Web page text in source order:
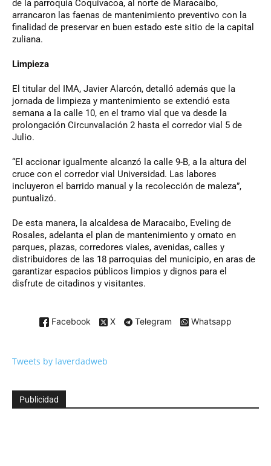
de la parroquia Coquivacoa, al norte de Maracaibo,
arrancaron las faenas de mantenimiento preventivo con la
finalidad de preservar en buen estado este sitio de la capital
zuliana.
Limpieza
El titular del IMA, Javier Alarcón, detalló además que la
jornada de limpieza y mantenimiento se extendió esta
semana a la calle 10, en el tramo vial que va desde la
prolongación Circunvalación 2 hasta el corredor vial 5 de
Julio.
“El accionar igualmente alcanzó la calle 9-B, a la altura del
cruce con el corredor vial Universidad. Las labores
incluyeron el barrido manual y la recolección de maleza”,
puntualizó.
De esta manera, la alcaldesa de Maracaibo, Eveling de
Rosales, adelanta el plan de mantenimiento y ornato en
parques, plazas, corredores viales, avenidas, calles y
distribuidores de las 18 parroquias del municipio, en aras de
garantizar espacios públicos limpios y dignos para el
disfrute de citadinos y visitantes.
Facebook X Telegram Whatsapp
Tweets by laverdadweb
Publicidad